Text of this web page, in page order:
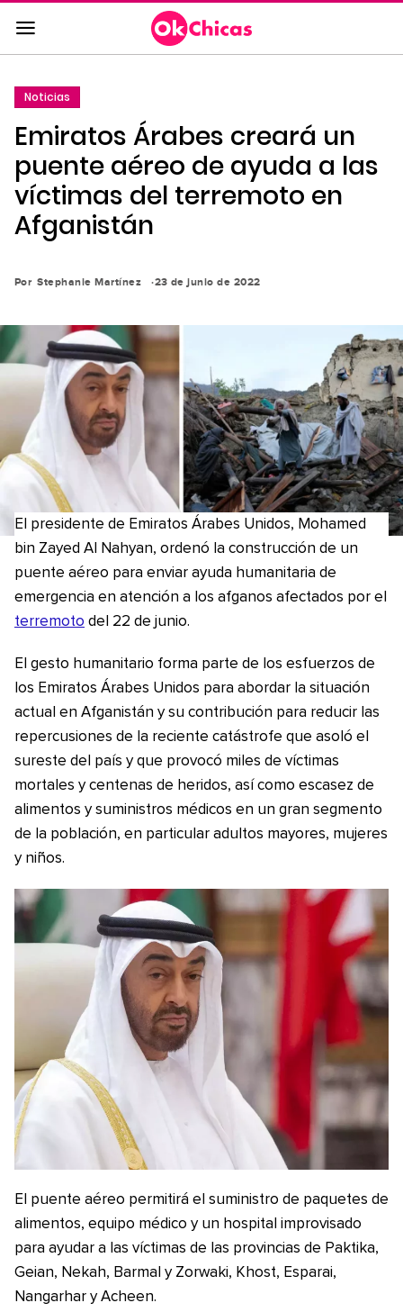
Saltar
al
contenido
a
la
navegación
principal
Noticias
Emiratos Árabes creará un
puente aéreo de ayuda a las
víctimas del terremoto en
Afganistán
Por Stephanie Martínez 23 de junio de 2022
El presidente de Emiratos Árabes Unidos, Mohamed
bin Zayed Al Nahyan, ordenó la construcción de un
puente aéreo para enviar ayuda humanitaria de
emergencia en atención a los afganos afectados por el
terremoto del 22 de junio.
El gesto humanitario forma parte de los esfuerzos de
los Emiratos Árabes Unidos para abordar la situación
actual en Afganistán y su contribución para reducir las
repercusiones de la reciente catástrofe que asoló el
sureste del país y que provocó miles de víctimas
mortales y centenas de heridos, así como escasez de
alimentos y suministros médicos en un gran segmento
de la población, en particular adultos mayores, mujeres
y niños.
El puente aéreo permitirá el suministro de paquetes de
alimentos, equipo médico y un hospital improvisado
para ayudar a las víctimas de las provincias de Paktika,
Geian, Nekah, Barmal y Zorwaki, Khost, Esparai,
Nangarhar y Acheen.